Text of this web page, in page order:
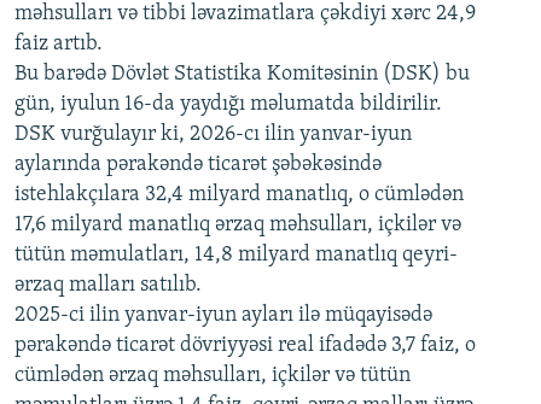
Auto 240p 360p 480p
720p 1080p
480p
720p
1080p
məhsulları və tibbi ləvazimatlara çəkdiyi xərc 24,9
faiz artıb.
Bu barədə Dövlət Statistika Komitəsinin (DSK) bu
gün, iyulun 16-da yaydığı məlumatda bildirilir.
DSK vurğulayır ki, 2026-cı ilin yanvar-iyun
aylarında pərakəndə ticarət şəbəkəsində
istehlakçılara 32,4 milyard manatlıq, o cümlədən
17,6 milyard manatlıq ərzaq məhsulları, içkilər və
tütün məmulatları, 14,8 milyard manatlıq qeyri-
ərzaq malları satılıb.
2025-ci ilin yanvar-iyun ayları ilə müqayisədə
pərakəndə ticarət dövriyyəsi real ifadədə 3,7 faiz, o
cümlədən ərzaq məhsulları, içkilər və tütün